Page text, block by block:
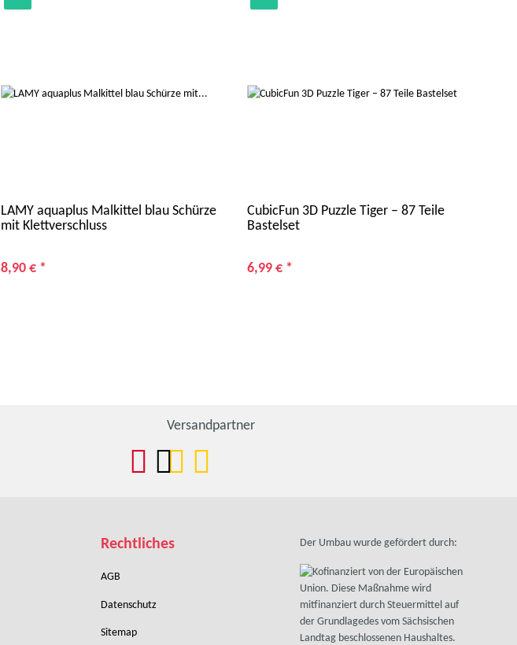
LAMY aquaplus Malkittel blau Schürze
mit Klettverschluss
8,90 € *
CubicFun 3D Puzzle Tiger – 87 Teile
Bastelset
6,99 € *
Versandpartner
Rechtliches
AGB
Datenschutz
Sitemap
Der Umbau wurde gefördert durch: